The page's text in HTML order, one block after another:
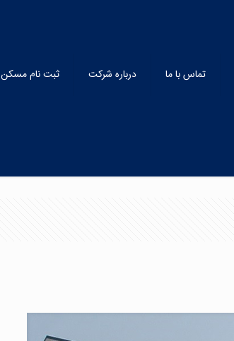
تماس با ما درباره شرکت ثبت نام مسکن 1402